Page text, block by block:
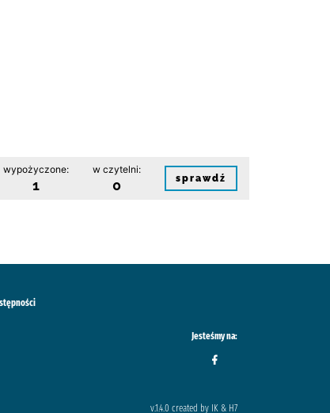
wypożyczone:
1
w czytelni:
0 sprawdź
Jesteśmy na:
v.1.4.0 created by IK & H7